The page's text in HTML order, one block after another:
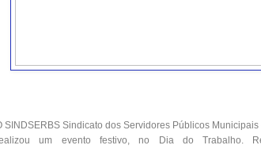
SINDSERBS Sindicato dos Servidores Públicos
um evento festivo, no Dia do Trabalho.